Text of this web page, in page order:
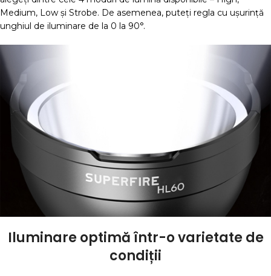
Medium, Low și Strobe. De asemenea, puteți regla cu ușurință
unghiul de iluminare de la 0 la 90°.
Iluminare optimă într-o varietate de
condiții